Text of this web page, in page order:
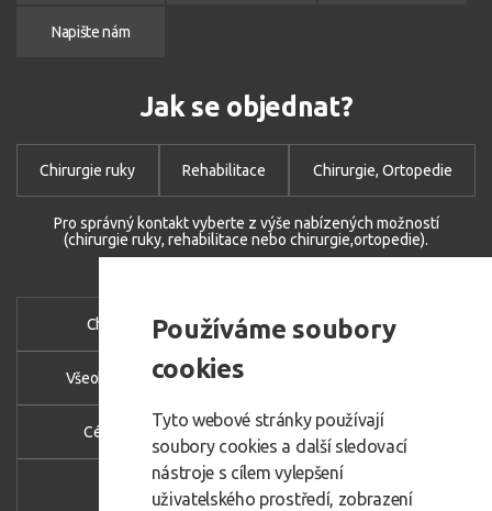
Používáme soubory
cookies
Tyto webové stránky používají
soubory cookies a další sledovací
nástroje s cílem vylepšení
uživatelského prostředí, zobrazení
Napište nám
Jak se objednat?
Chirurgie ruky Rehabilitace Chirurgie, Ortopedie
Pro správný kontakt vyberte z výše nabízených možností
(chirurgie ruky, rehabilitace nebo chirurgie,ortopedie).
Chirurgie ruky Chirurgie nohy
Všeobecná chirurgie
Cévní chirurgie Rehabilitace
Jednodenní chirurgie